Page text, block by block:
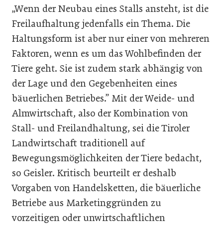
„Wenn der Neubau eines Stalls ansteht, ist die
Freilaufhaltung jedenfalls ein Thema. Die
Haltungsform ist aber nur einer von mehreren
Faktoren, wenn es um das Wohlbefinden der
Tiere geht. Sie ist zudem stark abhängig von
der Lage und den Gegebenheiten eines
bäuerlichen Betriebes.” Mit der Weide- und
Almwirtschaft, also der Kombination von
Stall- und Freilandhaltung, sei die Tiroler
Landwirtschaft traditionell auf
Bewegungsmöglichkeiten der Tiere bedacht,
so Geisler. Kritisch beurteilt er deshalb
Vorgaben von Handelsketten, die bäuerliche
Betriebe aus Marketinggründen zu
vorzeitigen oder unwirtschaftlichen